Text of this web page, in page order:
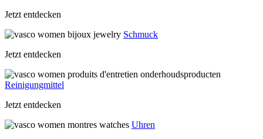
Jetzt entdecken
Schmuck
Jetzt entdecken
Reinigungmittel
Jetzt entdecken
Uhren